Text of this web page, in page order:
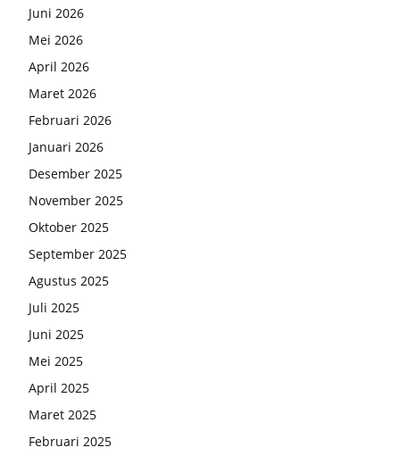
Juni 2026
Mei 2026
April 2026
Maret 2026
Februari 2026
Januari 2026
Desember 2025
November 2025
Oktober 2025
September 2025
Agustus 2025
Juli 2025
Juni 2025
Mei 2025
April 2025
Maret 2025
Februari 2025